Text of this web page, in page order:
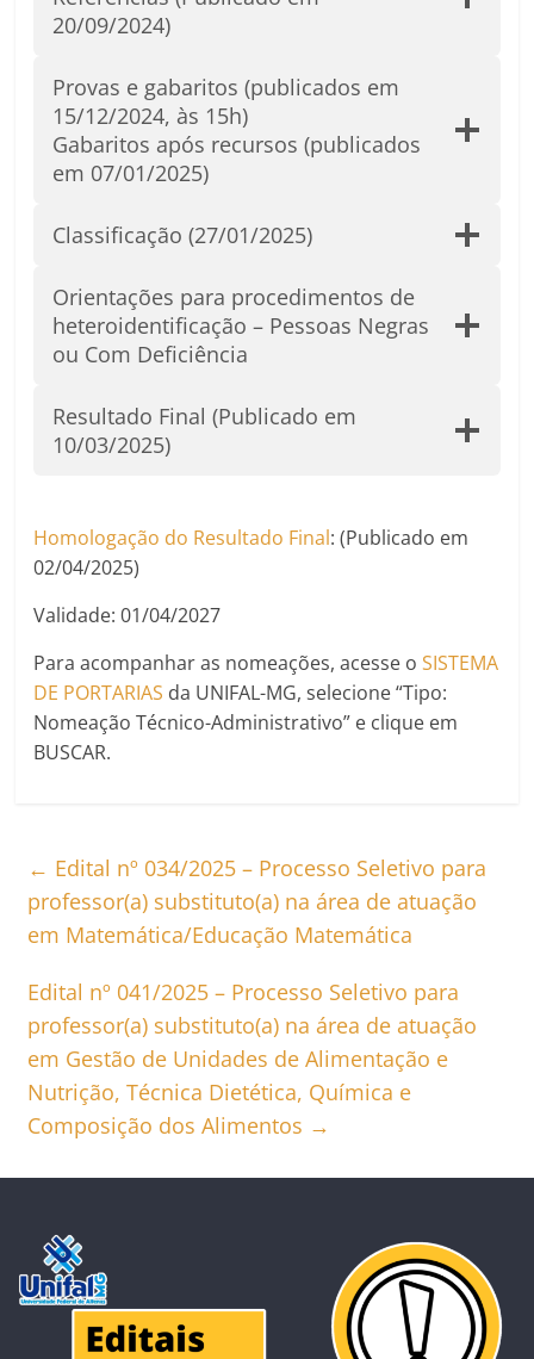
20/09/2024)
Provas e gabaritos (publicados em
15/12/2024, às 15h)
Gabaritos após recursos (publicados
em 07/01/2025)
Classificação (27/01/2025)
Orientações para procedimentos de
heteroidentificação – Pessoas Negras
ou Com Deficiência
Resultado Final (Publicado em
10/03/2025)
Homologação do Resultado Final: (Publicado em
02/04/2025)
Validade: 01/04/2027
Para acompanhar as nomeações, acesse oSISTEMA
DE PORTARIAS da UNIFAL-MG, selecione “Tipo:
Nomeação Técnico-Administrativo” e clique em
BUSCAR.
← Edital nº 034/2025 – Processo Seletivo para
professor(a) substituto(a) na área de atuação
em Matemática/Educação Matemática
Edital nº 041/2025 – Processo Seletivo para
professor(a) substituto(a) na área de atuação
em Gestão de Unidades de Alimentação e
Nutrição, Técnica Dietética, Química e
Composição dos Alimentos →